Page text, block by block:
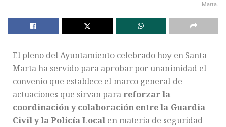
Marta.
El pleno del Ayuntamiento celebrado hoy en Santa
Marta ha servido para aprobar por unanimidad el
convenio que establece el marco general de
actuaciones que sirvan parareforzar la
coordinación y colaboración entre la Guardia
Civil y la Policía Local en materia de seguridad